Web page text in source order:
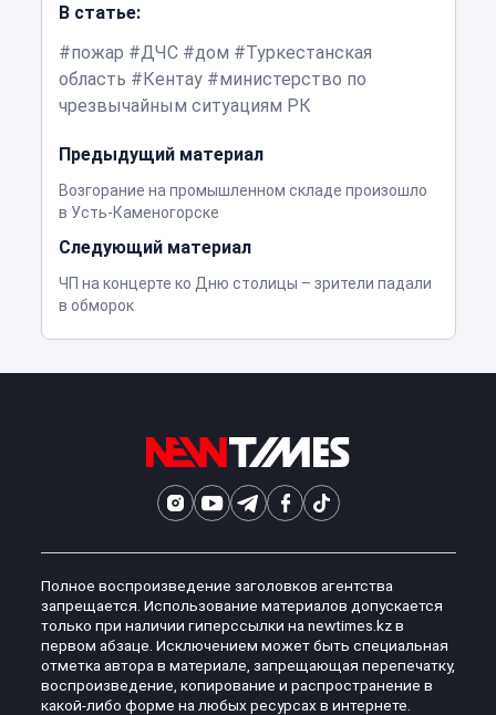
В статье:
пожар
ДЧС дом
Туркестанская
область
Кентау
министерство по
чрезвычайным ситуациям РК
Предыдущий материал
Возгорание на промышленном складе произошло
в Усть-Каменогорске
Следующий материал
ЧП на концерте ко Дню столицы – зрители падали
в обморок
Полное воспроизведение заголовков агентства
запрещается. Использование материалов допускается
только при наличии гиперссылки на newtimes.kz в
первом абзаце. Исключением может быть специальная
отметка автора в материале, запрещающая перепечатку,
воспроизведение, копирование и распространение в
какой-либо форме на любых ресурсах в интернете.